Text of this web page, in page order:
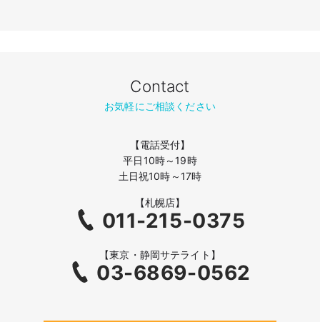
Contact
お気軽にご相談ください
【電話受付】
平日10時～19時
土日祝10時～17時
【札幌店】
011-215-0375
【東京・静岡サテライト】
03-6869-0562